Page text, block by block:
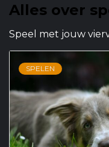
Alles over
Speel met jouw
SPELEN